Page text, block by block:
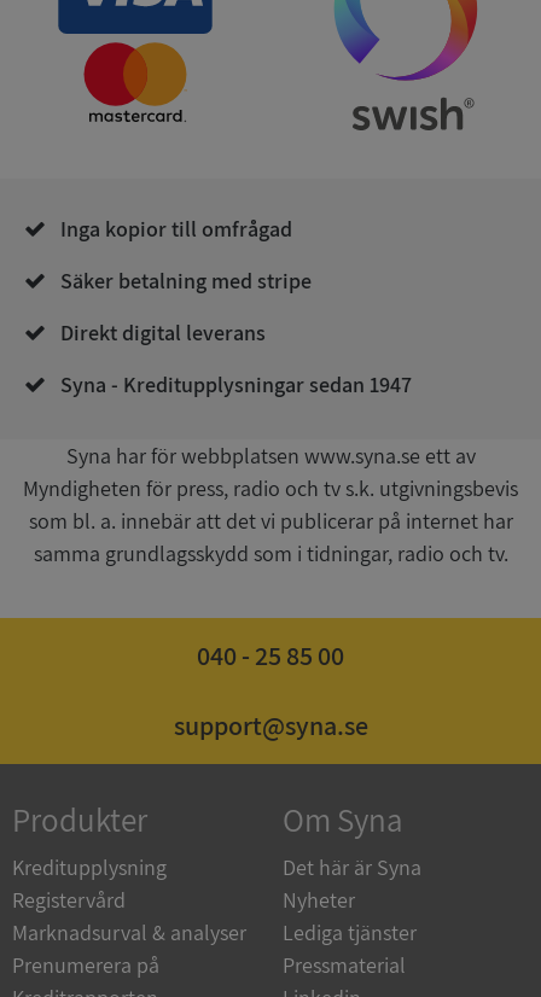
Inga kopior till omfrågad
Säker betalning med stripe
Direkt digital leverans
Syna - Kreditupplysningar sedan 1947
Syna har för webbplatsen www.syna.se ett av
Myndigheten för press, radio och tv s.k. utgivningsbevis
som bl. a. innebär att det vi publicerar på internet har
samma grundlagsskydd som i tidningar, radio och tv.
040 - 25 85 00
support@syna.se
Produkter
Kreditupplysning
Registervård
Marknadsurval & analyser
Prenumerera på
Om Syna
Det här är Syna
Nyheter
Lediga tjänster
Pressmaterial
VISITOR_PRIVACY_METADATA
YouTube
.youtube.com
Corporation
ARRAffinity
Microsoft
Session
upplysningar.syna.se
Google
Privacy Policy